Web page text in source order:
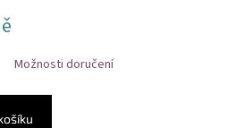
Možnosti doručení